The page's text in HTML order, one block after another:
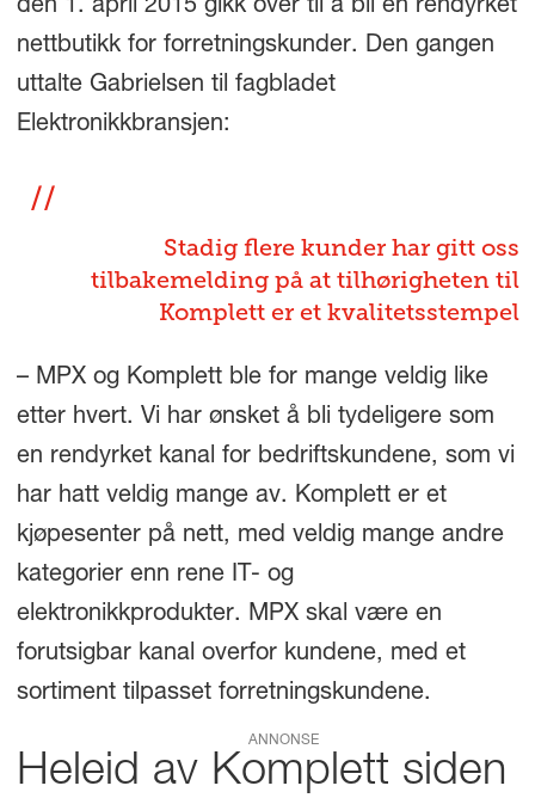
den 1. april 2015 gikk over til å bli en rendyrket
nettbutikk for forretningskunder. Den gangen
uttalte Gabrielsen til fagbladet
Elektronikkbransjen:
Stadig flere kunder har gitt oss
tilbakemelding på at tilhørigheten til
Komplett er et kvalitetsstempel
– MPX og Komplett ble for mange veldig like
etter hvert. Vi har ønsket å bli tydeligere som
en rendyrket kanal for bedriftskundene, som vi
har hatt veldig mange av. Komplett er et
kjøpesenter på nett, med veldig mange andre
kategorier enn rene IT- og
elektronikkprodukter. MPX skal være en
forutsigbar kanal overfor kundene, med et
sortiment tilpasset forretningskundene.
ANNONSE
Heleid av Komplett siden